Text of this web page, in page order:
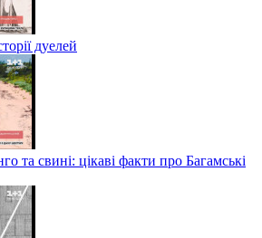
дуелей
та свині: цікаві факти про Багамські